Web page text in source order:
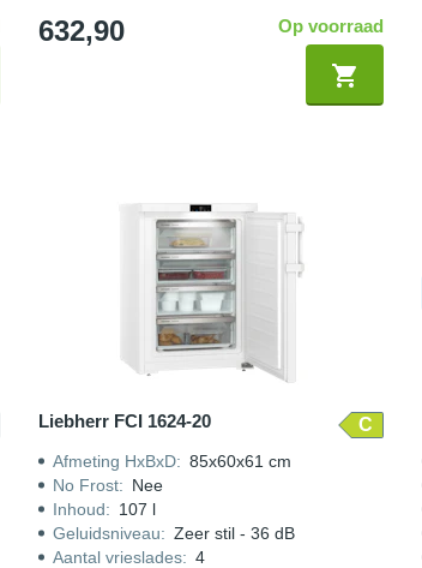
632,90 Op voorraad
Liebherr FCI 1624-20 C
Afmeting HxBxD: 85x60x61 cm
No Frost: Nee
Inhoud: 107 l
Geluidsniveau: Zeer stil - 36 dB
Aantal vrieslades: 4